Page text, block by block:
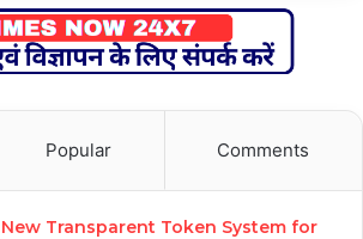
Popular Comments
New Transparent Token System for